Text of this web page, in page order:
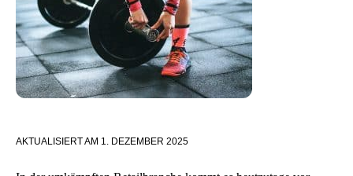
AKTUALISIERT AM 1. DEZEMBER 2025